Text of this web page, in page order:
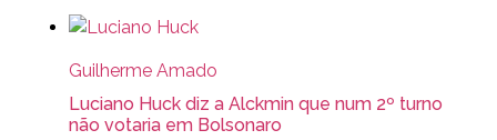
Guilherme Amado
Luciano Huck diz a Alckmin que num 2º turno
não votaria em Bolsonaro